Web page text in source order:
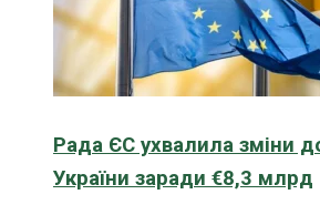
Рада ЄС ухвалила зміни
України заради €8,3 млрд